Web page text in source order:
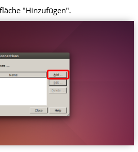
"Hinzufügen".